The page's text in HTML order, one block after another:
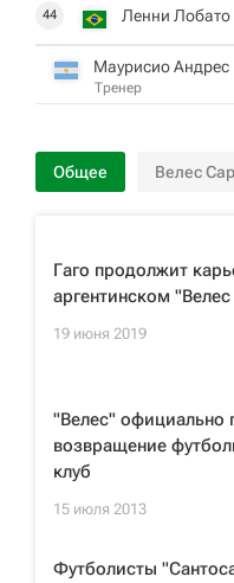
44 Ленни Лобато
Маурисио Андрес
Тренер
Общее Велес
Гаго продолжит
аргентинском
19 июня 2019
"Велес" официально
возвращение
клуб
15 июля 2013
Футболисты